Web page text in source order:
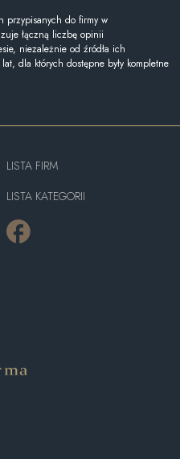
przypisanych do firmy w
łączną liczbę opinii
niezależnie od źródła ich
dla których dostępne były kompletne
LISTA FIRM
LISTA KATEGORII